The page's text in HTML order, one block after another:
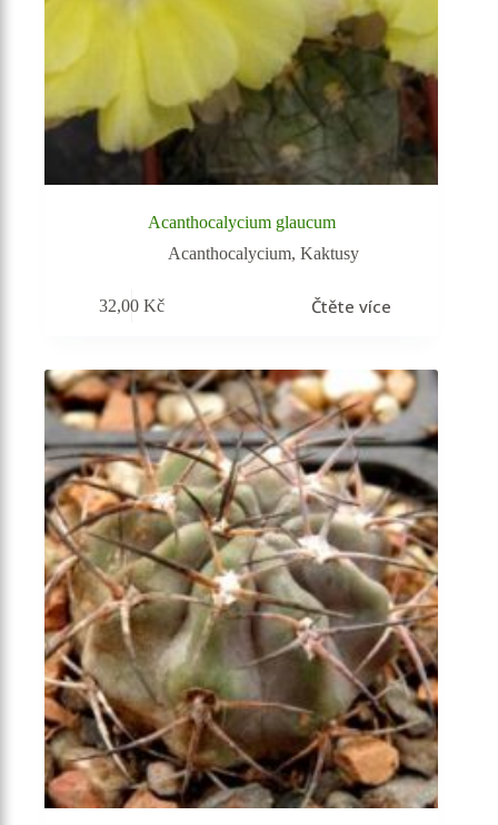
Acanthocalycium glaucum
Acanthocalycium,Kaktusy
32,00Kč Čtěte více